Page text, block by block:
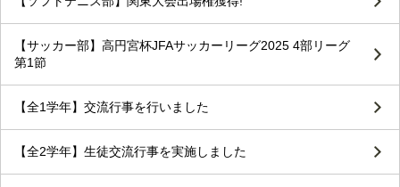
【サッカー部】高円宮杯JFAサッカーリーグ2025 4部リーグ
第1節
【全1学年】交流行事を行いました
【全2学年】生徒交流行事を実施しました